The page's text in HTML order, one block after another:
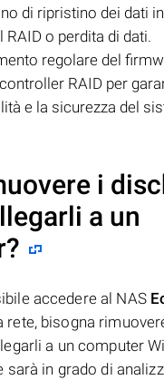
di ripristino dei dati
RAID o perdita di dati.
regolare del
RAID per
e la sicurezza del
i
a un
accedere al NAS
rete, bisogna
a un computer
in grado di